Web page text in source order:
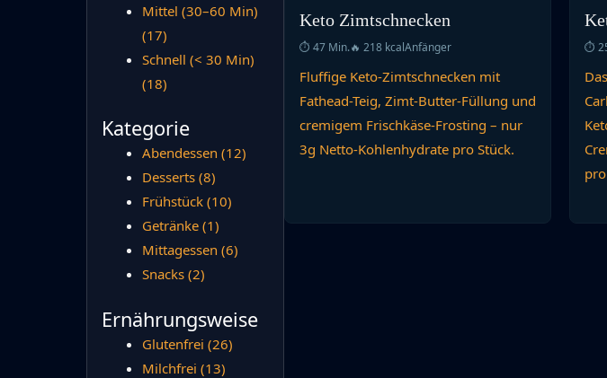
Mittel (30–60 Min)
(17)
Schnell (< 30 Min)
(18)
Kategorie
Abendessen (12)
Desserts (8)
Frühstück (10)
Getränke (1)
Mittagessen (6)
Snacks (2)
Ernährungsweise
Glutenfrei (26)
Milchfrei (13)
Keto Zimtschnecken
⏱ 47 Min.🔥 218 kcalAnfänger
Fluffige Keto-Zimtschnecken mit
Fathead-Teig, Zimt-Butter-Füllung und
cremigem Frischkäse-Frosting – nur
3g Netto-Kohlenhydrate pro Stück.
⏱